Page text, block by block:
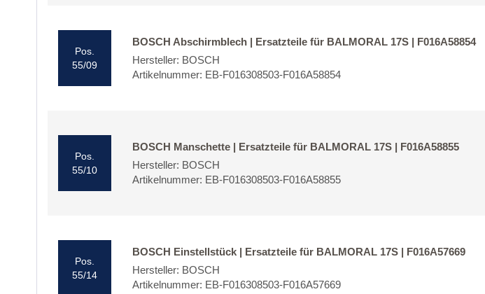
Pos.
55/09
BOSCH Abschirmblech | Ersatzteile für BALMORAL 17S | F016A58854
Hersteller: BOSCH
Artikelnummer: EB-F016308503-F016A58854
Pos.
55/10
BOSCH Manschette | Ersatzteile für BALMORAL 17S | F016A58855
Hersteller: BOSCH
Artikelnummer: EB-F016308503-F016A58855
Pos.
55/14
BOSCH Einstellstück | Ersatzteile für BALMORAL 17S | F016A57669
Hersteller: BOSCH
Artikelnummer: EB-F016308503-F016A57669